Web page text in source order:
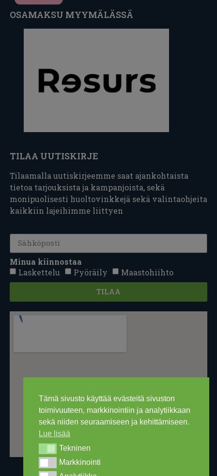
Tämä sivusto käyttää evästeitä sivuston
toimivuuteen, markkinointiin ja analytiikkaan
sekä niiden seuraamiseen ja kehittämiseen.
Lue lisää
TekninenTekninen
MarkkinointiMarkkinointi
OSAMAKSU MYYMÄLÄSSÄ
TILAA UUTISKIRJE
Tilaamalla uutiskirjeemme saat ajankohtaista
tietoa tarjouksista ja kampanjoista, sekä
monipuolisesti huoltovinkkejä sekä valintaohjeita
kaikkiin lajeihimme liittyen
Minua kiinnostaa
Laskettelu
Pyöräily Maastohiihto
TILAA